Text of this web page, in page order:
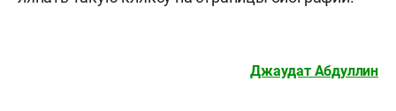
Джаудат Абдуллин